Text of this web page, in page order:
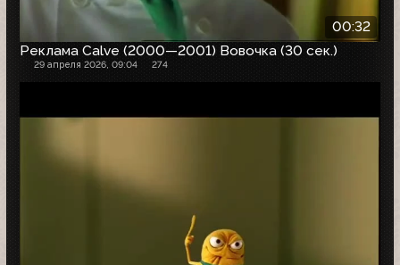
00:32
Реклама Calve (2000—2001) Вовочка (30 сек.)
29 апреля 2026, 09:04 274